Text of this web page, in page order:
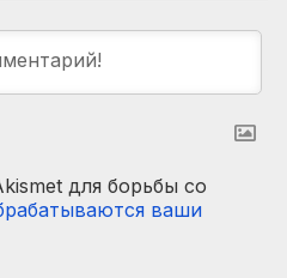
для борьбы со
ваши